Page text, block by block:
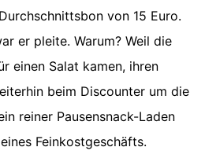
von 15 Euro.
er pleite. Warum? Weil die
einen Salat kamen, ihren
beim Discounter um die
reiner Pausensnack-Laden
Feinkostgeschäfts.